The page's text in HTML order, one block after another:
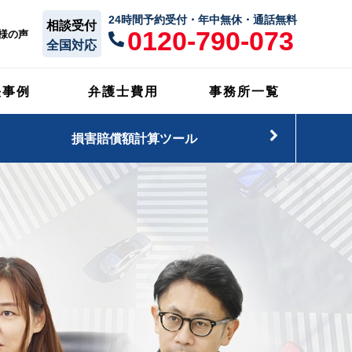
の声
相談受付
全国対応
24時間予約受付・年中無休・通話無料
0120-790-073
例 弁護士費用 事務所一覧
損害賠償額計算ツール